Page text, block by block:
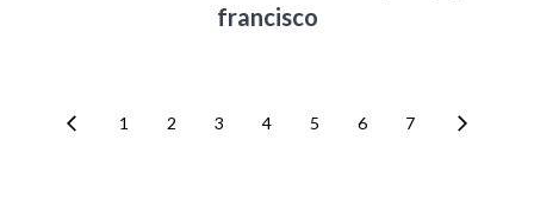
francisco
1 2 3 4 5 6 7